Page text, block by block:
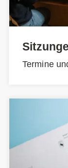
Termine